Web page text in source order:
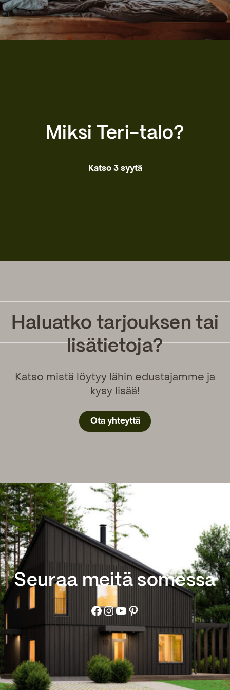
Miksi Teri-talo?
Katso 3 syytä
Haluatko tarjouksen tai
lisätietoja?
Katso mistä löytyy lähin edustajamme ja
kysy lisää!
Ota yhteyttä
Seuraa meitä somessa
Facebook
Instagram
YouTube
Pinterest